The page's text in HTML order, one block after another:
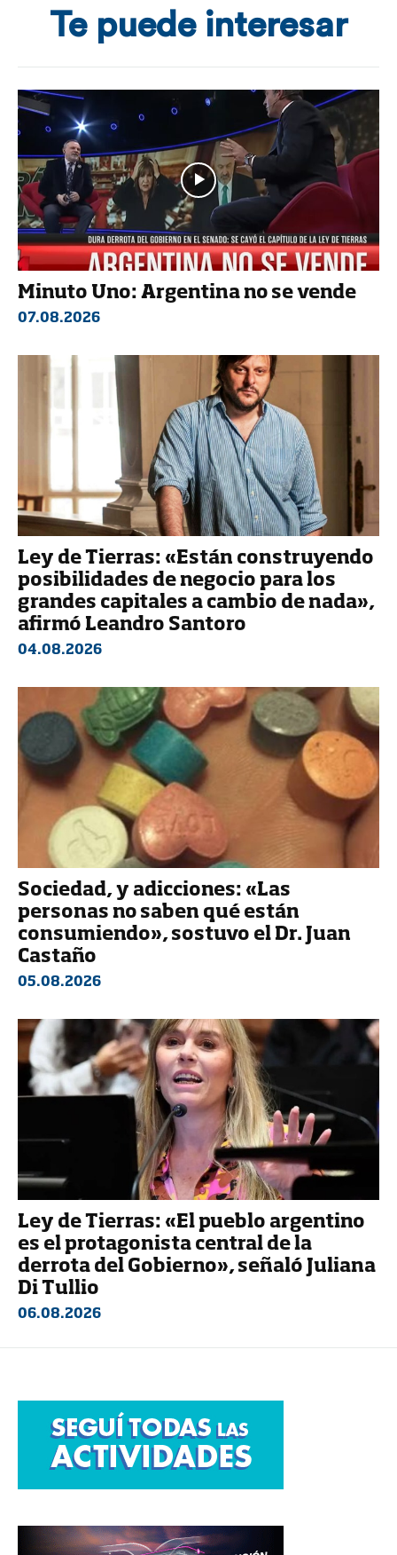
Te puede interesar
Minuto Uno: Argentina no se vende
07.08.2026
Ley de Tierras: «Están construyendo
posibilidades de negocio para los
grandes capitales a cambio de nada»,
afirmó Leandro Santoro
04.08.2026
Sociedad, y adicciones: «Las
personas no saben qué están
consumiendo», sostuvo el Dr. Juan
Castaño
05.08.2026
Ley de Tierras: «El pueblo argentino
es el protagonista central de la
derrota del Gobierno», señaló Juliana
Di Tullio
06.08.2026